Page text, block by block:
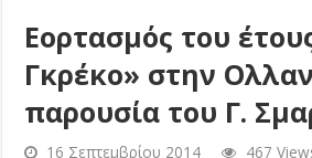
Εορτασμός του
Γκρέκο» στην
παρουσία του Γ.
16 Σεπτεμβρίου 2014 467